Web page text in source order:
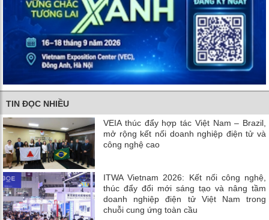
TIN ĐỌC NHIỀU
VEIA thúc đẩy hợp tác Việt Nam – Brazil,
mở rộng kết nối doanh nghiệp điện tử và
công nghệ cao
ITWA Vietnam 2026: Kết nối công nghệ,
thúc đẩy đổi mới sáng tạo và nâng tầm
doanh nghiệp điện tử Việt Nam trong
chuỗi cung ứng toàn cầu